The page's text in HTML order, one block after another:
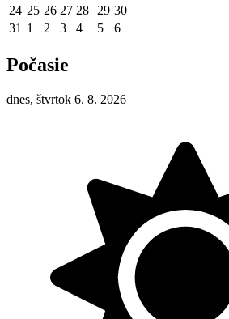
24 25 26 27 28 29 30
31 1 2 3 4 5 6
Počasie
dnes, štvrtok 6. 8. 2026